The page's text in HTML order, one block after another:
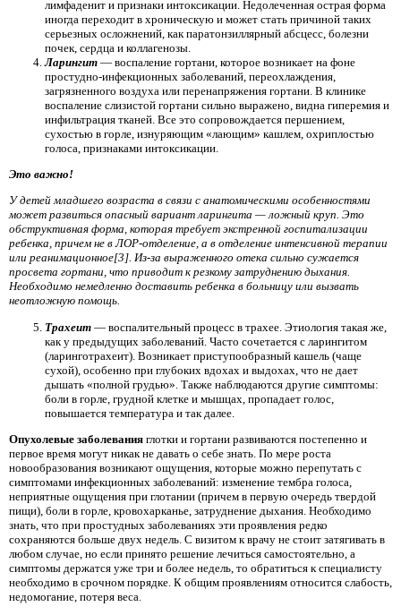
лимфаденит и признаки интоксикации. Недолеченная острая форма
иногда переходит в хроническую и может стать причиной таких
серьезных осложнений, как паратонзиллярный абсцесс, болезни
почек, сердца и коллагенозы.
Ларингит — воспаление гортани, которое возникает на фоне
простудно-инфекционных заболеваний, переохлаждения,
загрязненного воздуха или перенапряжения гортани. В клинике
воспаление слизистой гортани сильно выражено, видна гиперемия и
инфильтрация тканей. Все это сопровождается першением,
сухостью в горле, изнуряющим «лающим» кашлем, охриплостью
голоса, признаками интоксикации.
Это важно!
У детей младшего возраста в связи с анатомическими особенностями
может развиться опасный вариант ларингита — ложный круп. Это
обструктивная форма, которая требует экстренной госпитализации
ребенка, причем не в ЛОР-отделение, а в отделение интенсивной терапии
или реанимационное[3]. Из-за выраженного отека сильно сужается
просвета гортани, что приводит к резкому затруднению дыхания.
Необходимо немедленно доставить ребенка в больницу или вызвать
неотложную помощь.
Трахеит — воспалительный процесс в трахее. Этиология такая же,
как у предыдущих заболеваний. Часто сочетается с ларингитом
(ларинготрахеит). Возникает приступообразный кашель (чаще
сухой), особенно при глубоких вдохах и выдохах, что не дает
дышать «полной грудью». Также наблюдаются другие симптомы:
боли в горле, грудной клетке и мышцах, пропадает голос,
повышается температура и так далее.
Опухолевые заболевания глотки и гортани развиваются постепенно и
первое время могут никак не давать о себе знать. По мере роста
новообразования возникают ощущения, которые можно перепутать с
симптомами инфекционных заболеваний: изменение тембра голоса,
неприятные ощущения при глотании (причем в первую очередь твердой
пищи), боли в горле, кровохарканье, затруднение дыхания. Необходимо
знать, что при простудных заболеваниях эти проявления редко
сохраняются больше двух недель. С визитом к врачу не стоит затягивать в
любом случае, но если принято решение лечиться самостоятельно, а
симптомы держатся уже три и более недель, то обратиться к специалисту
необходимо в срочном порядке. К общим проявлениям относится слабость,
недомогание, потеря веса.